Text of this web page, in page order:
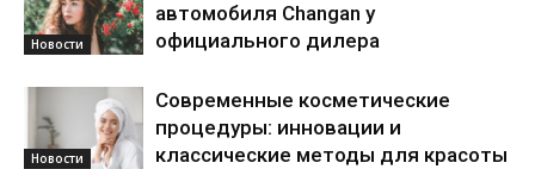
Новости
автомобиля Changan у
официального дилера
Новости
Современные косметические
процедуры: инновации и
классические методы для красоты